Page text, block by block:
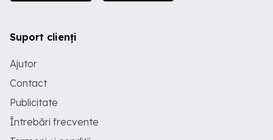
Suport clienți
Ajutor
Contact
Publicitate
Întrebări frecvente